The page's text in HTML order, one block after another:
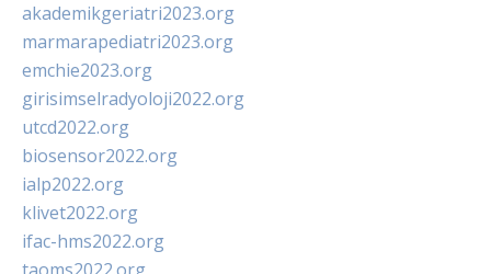
akademikgeriatri2023.org
marmarapediatri2023.org
emchie2023.org
girisimselradyoloji2022.org
utcd2022.org
biosensor2022.org
ialp2022.org
klivet2022.org
ifac-hms2022.org